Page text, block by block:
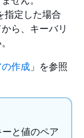
指定した場合
ら、キーバリ
作成 」を参照
と値のペア